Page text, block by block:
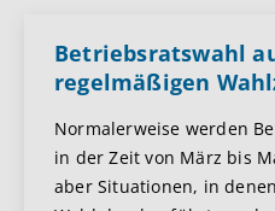
Betriebsratswahl
regelmäßigen
Normalerweise werden
in der Zeit von März bis
aber Situationen, in